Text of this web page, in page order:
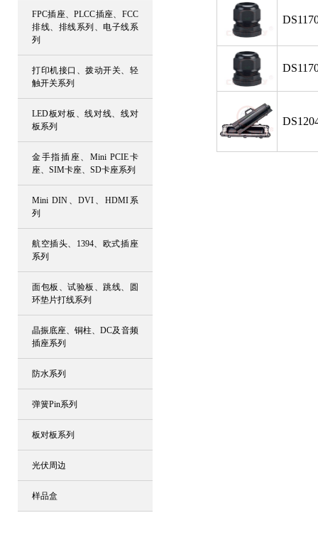
FPC插座、PLCC插座、FCC
排线、排线系列、电子线系
列
打印机接口、拨动开关、轻
触开关系列
LED板对板、线对线、线对
板系列
金手指插座、Mini PCIE卡
座、SIM卡座、SD卡座系列
Mini DIN、DVI、HDMI系
列
航空插头、1394、欧式插座
系列
面包板、试验板、跳线、圆
环垫片打线系列
晶振底座、铜柱、DC及音频
插座系列
防水系列
弹簧Pin系列
板对板系列
光伏周边
样品盒